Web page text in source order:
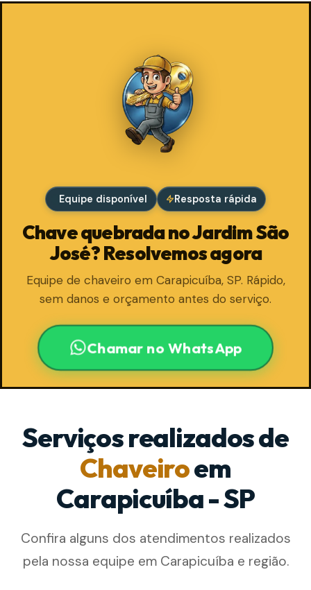
Equipe disponível Resposta rápida
Chave quebrada no Jardim São
José? Resolvemos agora
Equipe de chaveiro em Carapicuíba, SP. Rápido,
sem danos e orçamento antes do serviço.
Chamar no WhatsApp
Serviços realizados de
Chaveiroem
Carapicuíba - SP
Confira alguns dos atendimentos realizados
pela nossa equipe em Carapicuíba e região.